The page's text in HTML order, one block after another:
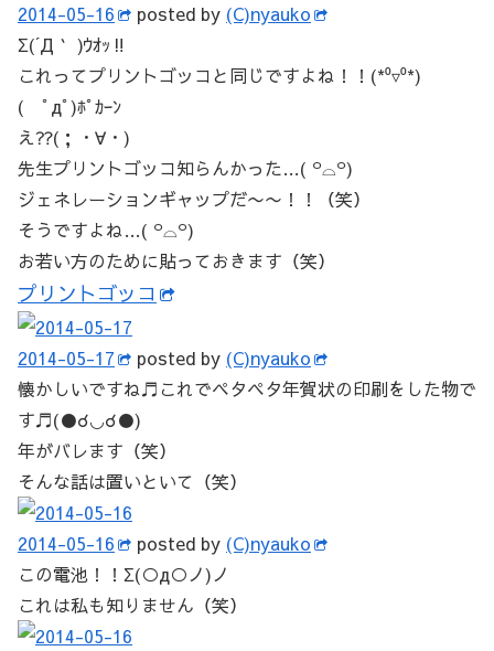
2014-05-16 posted by (C)nyauko
Σ(´Д｀ )ｳｵｯ‼︎
これってプリントゴッコと同じですよね！！(*⁰▿⁰*)
( ﾟдﾟ)ﾎﾟｶｰﾝ
え⁇(；・∀・)
先生プリントゴッコ知らんかった…( ꒪⌓꒪)
ジェネレーションギャップだ〜〜！！（笑）
そうですよね…( ꒪⌓꒪)
お若い方のために貼っておきます（笑）
プリントゴッコ
2014-05-17 posted by (C)nyauko
懐かしいですね♬これでペタペタ年賀状の印刷をした物で
す♬(●☌◡☌●)
年がバレます（笑）
そんな話は置いといて（笑）
2014-05-16 posted by (C)nyauko
この電池！！Σ(○д○ノ)ノ
これは私も知りません（笑）